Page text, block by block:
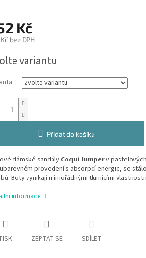
Kč
bez DPH
variantu
Přidat do košíku
dámské sandályCoqui Jumperv
provedení s absorpcí energie, se
Boty vynikají mimořádnými tlumícími
informace
ZEPTAT SE SDÍLET